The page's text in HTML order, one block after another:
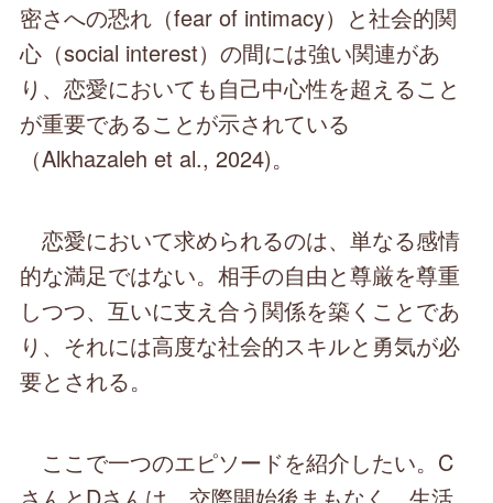
密さへの恐れ（fear of intimacy）と社会的関
心（social interest）の間には強い関連があ
り、恋愛においても自己中心性を超えること
が重要であることが示されている
（Alkhazaleh et al., 2024)。
恋愛において求められるのは、単なる感情
的な満足ではない。相手の自由と尊厳を尊重
しつつ、互いに支え合う関係を築くことであ
り、それには高度な社会的スキルと勇気が必
要とされる。
ここで一つのエピソードを紹介したい。C